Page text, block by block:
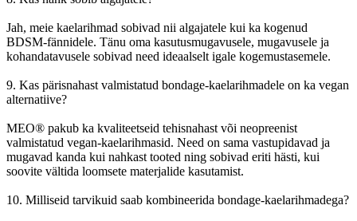
Jah, meie kaelarihmad sobivad nii algajatele kui ka kogenud
BDSM-fännidele. Tänu oma kasutusmugavusele, mugavusele ja
kohandatavusele sobivad need ideaalselt igale kogemustasemele.
9. Kas pärisnahast valmistatud bondage-kaelarihmadele on ka vegan
alternatiive?
MEO® pakub ka kvaliteetseid tehisnahast või neopreenist
valmistatud vegan-kaelarihmasid. Need on sama vastupidavad ja
mugavad kanda kui nahkast tooted ning sobivad eriti hästi, kui
soovite vältida loomsete materjalide kasutamist.
10. Milliseid tarvikuid saab kombineerida bondage-kaelarihmadega?